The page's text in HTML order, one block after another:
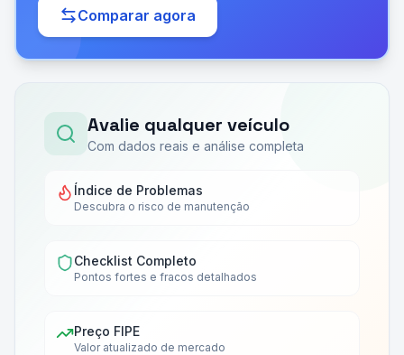
Comparar agora
Avalie qualquer veículo
Com dados reais e análise completa
Índice de Problemas
Descubra o risco de manutenção
Checklist Completo
Pontos fortes e fracos detalhados
Preço FIPE
Valor atualizado de mercado